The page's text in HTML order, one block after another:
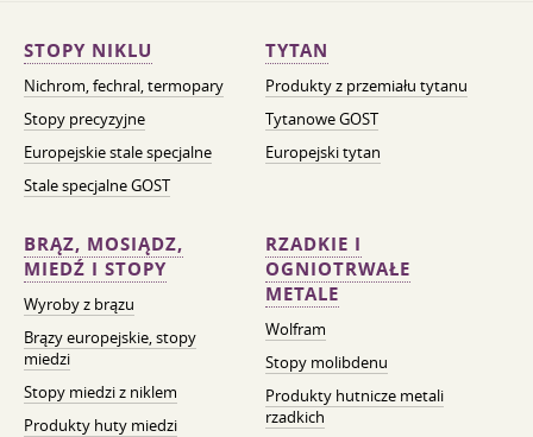
STOPY NIKLU
Nichrom, fechral, termopary
Stopy precyzyjne
Europejskie stale specjalne
Stale specjalne GOST
TYTAN
Produkty z przemiału tytanu
Tytanowe GOST
Europejski tytan
BRĄZ, MOSIĄDZ,
MIEDŹ I STOPY
Wyroby z brązu
Brązy europejskie, stopy
miedzi
Stopy miedzi z niklem
Produkty huty miedzi
RZADKIE I
OGNIOTRWAŁE
METALE
Wolfram
Stopy molibdenu
Produkty hutnicze metali
rzadkich